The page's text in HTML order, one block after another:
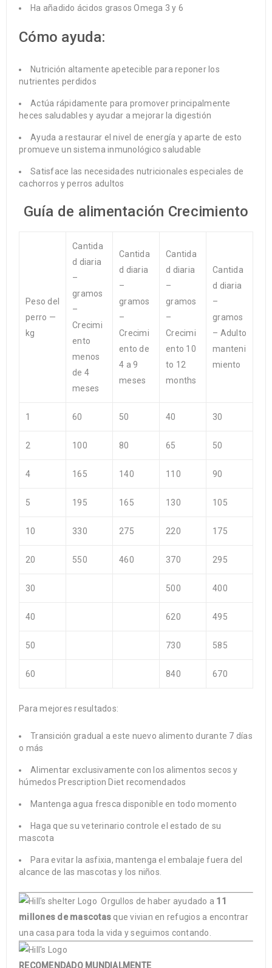
Ha añadido ácidos grasos Omega 3 y 6
Cómo ayuda:
Nutrición altamente apetecible para reponer los
nutrientes perdidos
Actúa rápidamente para promover principalmente
heces saludables y ayudar a mejorar la digestión
Ayuda a restaurar el nivel de energía y aparte de esto
promueve un sistema inmunológico saludable
Satisface las necesidades nutricionales especiales de
cachorros y perros adultos
Guía de alimentación Crecimiento
Peso del
perro —
kg
Cantida
d diaria
–
gramos
–
Crecimi
ento
menos
de 4
meses
Cantida
d diaria
–
gramos
–
Crecimi
ento de
4 a 9
meses
Cantida
d diaria
–
gramos
–
Crecimi
ento 10
to 12
months
Cantida
d diaria
–
gramos
– Adulto
manteni
miento
1 60 50 40 30
2 100 80 65 50
4 165 140 110 90
5 195 165 130 105
10 330 275 220 175
20 550 460 370 295
30 500 400
40 620 495
50 730 585
60 840 670
Para mejores resultados:
Transición gradual a este nuevo alimento durante 7 días
o más
Alimentar exclusivamente con los alimentos secos y
húmedos Prescription Diet recomendados
Mantenga agua fresca disponible en todo momento
Haga que su veterinario controle el estado de su
mascota
Para evitar la asfixia, mantenga el embalaje fuera del
alcance de las mascotas y los niños.
Orgullos de haber ayudado a 11
millones de mascotas que vivian en refugios a encontrar
una casa para toda la vida y seguimos contando.
RECOMENDADO MUNDIALMENTE